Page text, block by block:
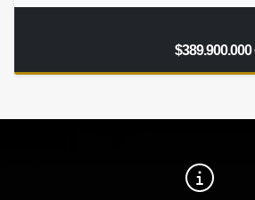
$389.900.000